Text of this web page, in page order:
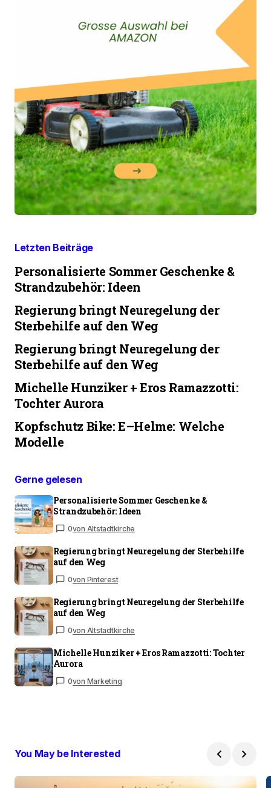
Letzten Beiträge
Personalisierte Sommer Geschenke &
Strandzubehör: Ideen
Regierung bringt Neuregelung der
Sterbehilfe auf den Weg
Regierung bringt Neuregelung der
Sterbehilfe auf den Weg
Michelle Hunziker + Eros Ramazzotti:
Tochter Aurora
Kopfschutz Bike: E–Helme: Welche
Modelle
Gerne gelesen
Personalisierte Sommer Geschenke &
Strandzubehör: Ideen
0von Altstadtkirche
Regierung bringt Neuregelung der Sterbehilfe
auf den Weg
0von Pinterest
Regierung bringt Neuregelung der Sterbehilfe
auf den Weg
0von Altstadtkirche
Michelle Hunziker + Eros Ramazzotti: Tochter
Aurora
0von Marketing
You May be Interested